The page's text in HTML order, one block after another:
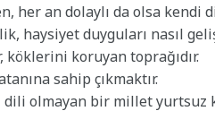
her an dolaylı da olsa
haysiyet duyguları nasıl
köklerini koruyan toprağıdır.
sahip çıkmaktır.
olmayan bir millet yurtsuz